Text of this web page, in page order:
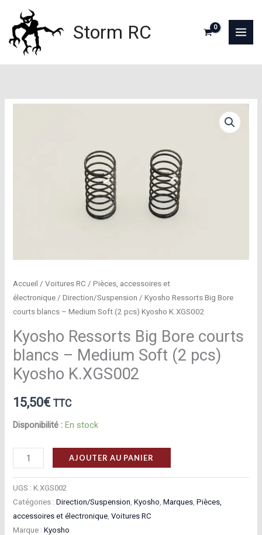
contenu
Storm RC
Accueil /Voitures RC /Pièces, accessoires et
électronique /Direction/Suspension / Kyosho Ressorts Big Bore
courts blancs – Medium Soft (2 pcs) Kyosho K.XGS002
Kyosho Ressorts Big Bore courts
blancs – Medium Soft (2 pcs)
Kyosho K.XGS002
15,50€ TTC
Disponibilité : En stock
quantité
de
Kyosho
Ressorts
Big
AJOUTER AU PANIER
UGS :K.XGS002
Catégories :Direction/Suspension,Kyosho,Marques,Pièces,
accessoires et électronique,Voitures RC
Marque :Kyosho